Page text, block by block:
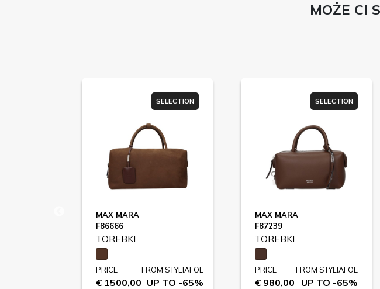
MOŻE CI
SELECTION
MAX MARA
F86666
TOREBKI
PRICE
€ 1500,00
FROM STYLIAFOE
UP TO -65%
SELECTION
MAX MARA
F87239
TOREBKI
PRICE
€ 980,00
FROM STYLIAFOE
UP TO -65%